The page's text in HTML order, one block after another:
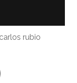
rubio